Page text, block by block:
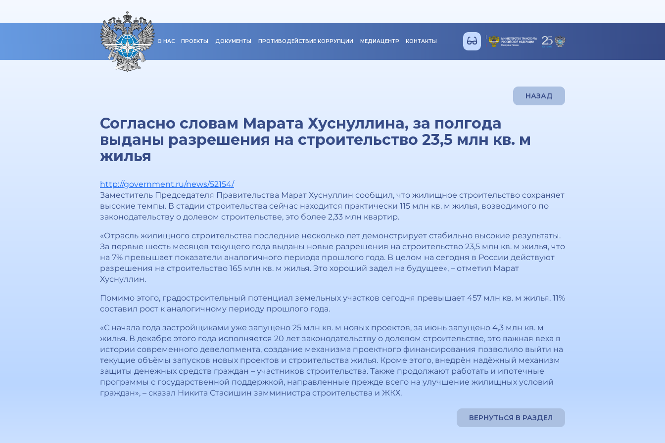
О НАС ПРОЕКТЫ ДОКУМЕНТЫ ПРОТИВОДЕЙСТВИЕ КОРРУПЦИИ МЕДИАЦЕНТР КОНТАКТЫ
НАЗАД
Согласно словам Марата Хуснуллина, за полгода
выданы разрешения на строительство 23,5 млн кв. м
жилья
http://government.ru/news/52154/
Заместитель Председателя Правительства Марат Хуснуллин сообщил, что жилищное строительство сохраняет
высокие темпы. В стадии строительства сейчас находится практически 115 млн кв. м жилья, возводимого по
законодательству о долевом строительстве, это более 2,33 млн квартир.
«Отрасль жилищного строительства последние несколько лет демонстрирует стабильно высокие результаты.
За первые шесть месяцев текущего года выданы новые разрешения на строительство 23,5 млн кв. м жилья, что
на 7% превышает показатели аналогичного периода прошлого года. В целом на сегодня в России действуют
разрешения на строительство 165 млн кв. м жилья. Это хороший задел на будущее», – отметил Марат
Хуснуллин.
Помимо этого, градостроительный потенциал земельных участков сегодня превышает 457 млн кв. м жилья. 11%
составил рост к аналогичному периоду прошлого года.
«С начала года застройщиками уже запущено 25 млн кв. м новых проектов, за июнь запущено 4,3 млн кв. м
жилья. В декабре этого года исполняется 20 лет законодательству о долевом строительстве, это важная веха в
истории современного девелопмента, создание механизма проектного финансирования позволило выйти на
текущие объёмы запусков новых проектов и строительства жилья. Кроме этого, внедрён надёжный механизм
защиты денежных средств граждан – участников строительства. Также продолжают работать и ипотечные
программы с государственной поддержкой, направленные прежде всего на улучшение жилищных условий
граждан», – сказал Никита Стасишин замминистра строительства и ЖКХ.
ВЕРНУТЬСЯ В РАЗДЕЛ